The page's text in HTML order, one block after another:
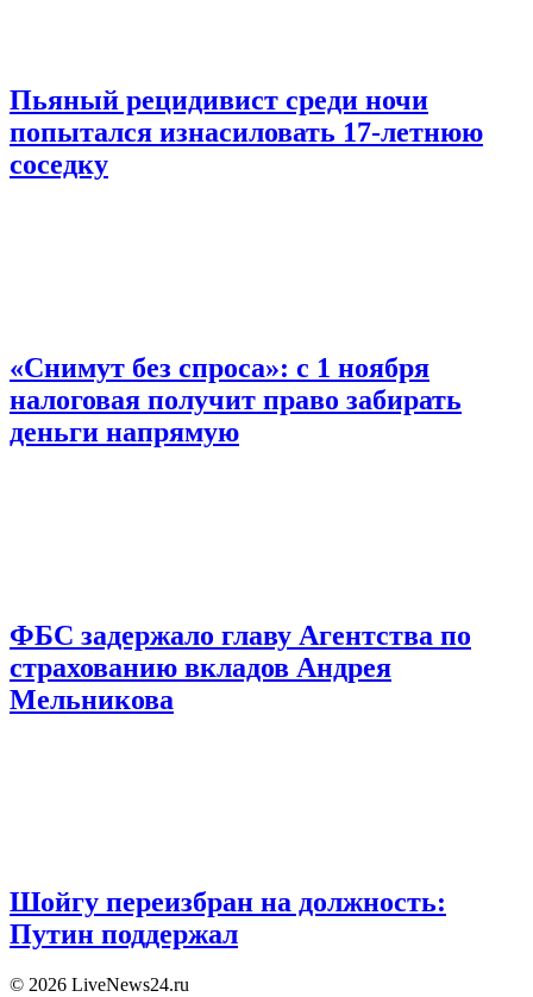
Пьяный рецидивист среди ночи
попытался изнасиловать 17-летнюю
соседку
«Снимут без спроса»: с 1 ноября
налоговая получит право забирать
деньги напрямую
ФБС задержало главу Агентства по
страхованию вкладов Андрея
Мельникова
Шойгу переизбран на должность:
Путин поддержал
© 2026 LiveNews24.ru